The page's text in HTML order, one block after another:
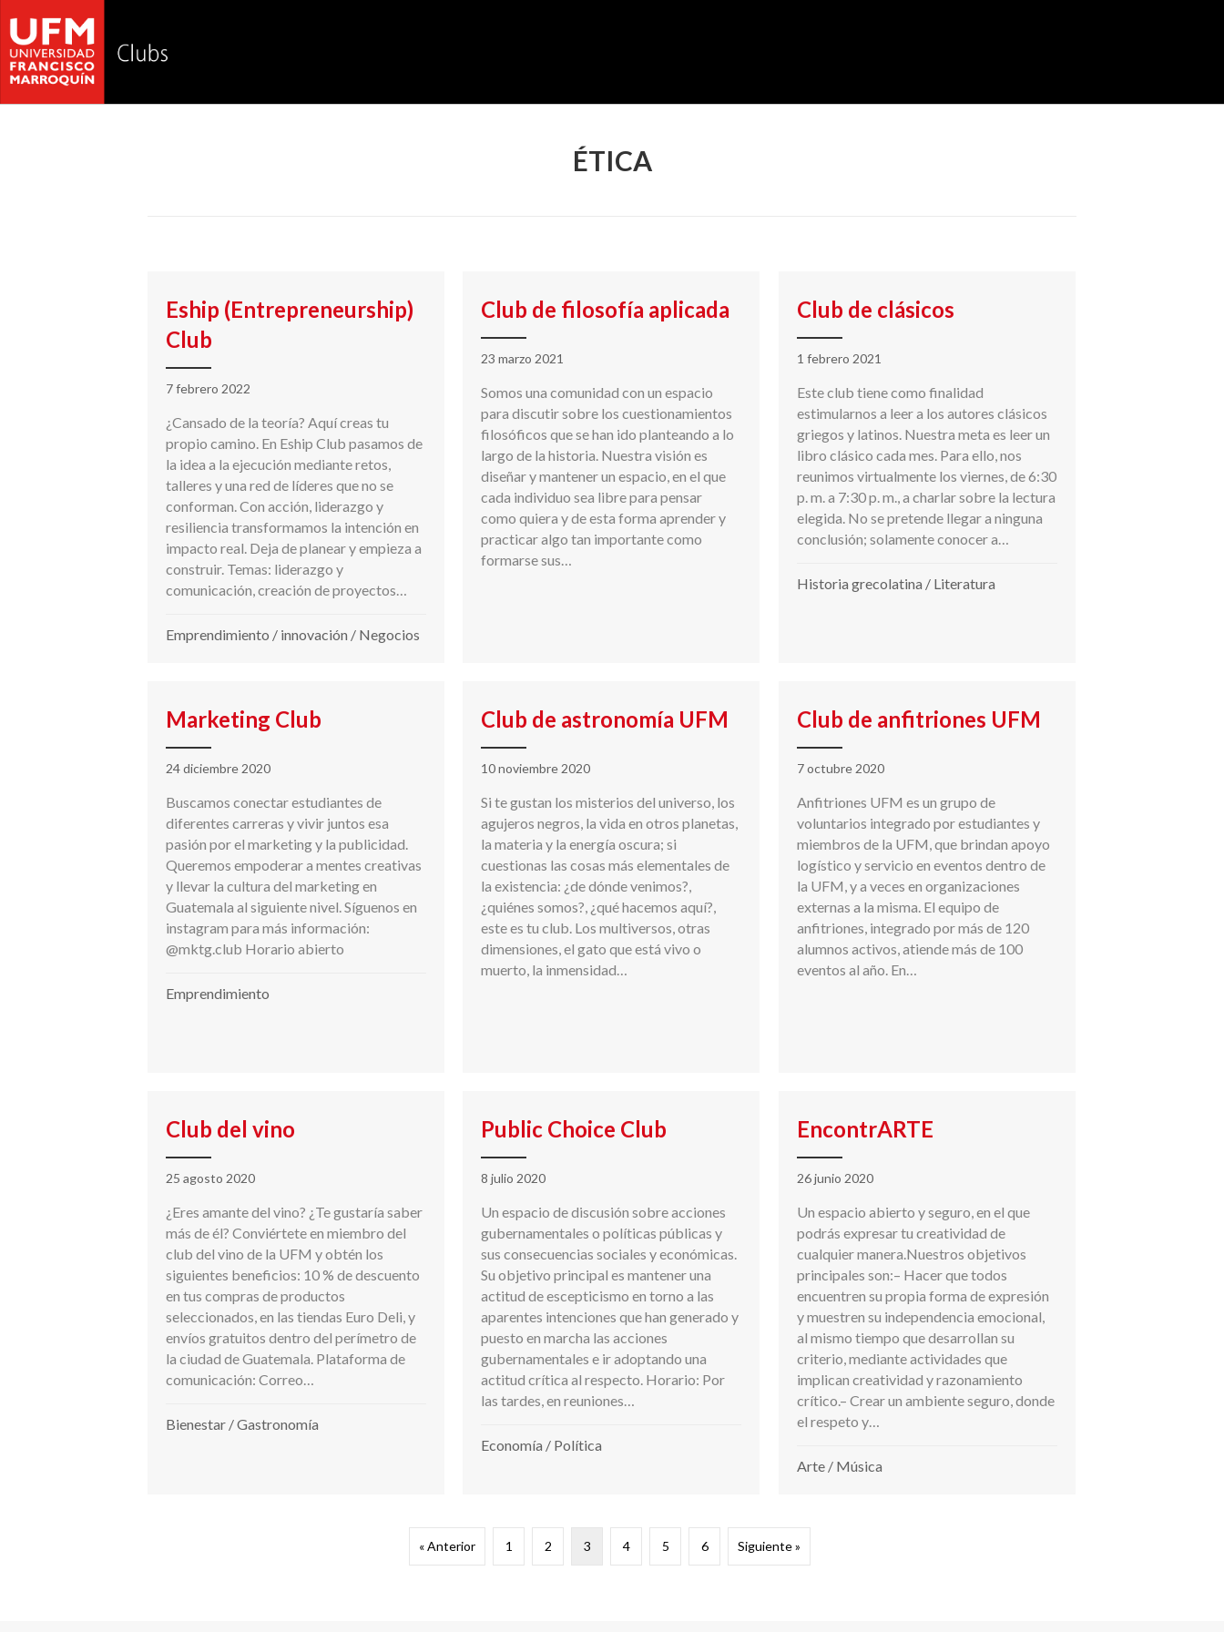
ÉTICA
Eship (Entrepreneurship)
Club
7 febrero 2022
¿Cansado de la teoría? Aquí creas tu
propio camino. En Eship Club pasamos de
la idea a la ejecución mediante retos,
talleres y una red de líderes que no se
conforman. Con acción, liderazgo y
resiliencia transformamos la intención en
impacto real. Deja de planear y empieza a
construir. Temas: liderazgo y
comunicación, creación de proyectos…
Emprendimiento / innovación / Negocios
Club de filosofía aplicada
23 marzo 2021
Somos una comunidad con un espacio
para discutir sobre los cuestionamientos
filosóficos que se han ido planteando a lo
largo de la historia. Nuestra visión es
diseñar y mantener un espacio, en el que
cada individuo sea libre para pensar
como quiera y de esta forma aprender y
practicar algo tan importante como
formarse sus…
Club de clásicos
1 febrero 2021
Este club tiene como finalidad
estimularnos a leer a los autores clásicos
griegos y latinos. Nuestra meta es leer un
libro clásico cada mes. Para ello, nos
reunimos virtualmente los viernes, de 6:30
p. m. a 7:30 p. m., a charlar sobre la lectura
elegida. No se pretende llegar a ninguna
conclusión; solamente conocer a…
Historia grecolatina / Literatura
Marketing Club
24 diciembre 2020
Buscamos conectar estudiantes de
diferentes carreras y vivir juntos esa
pasión por el marketing y la publicidad.
Queremos empoderar a mentes creativas
y llevar la cultura del marketing en
Guatemala al siguiente nivel. Síguenos en
instagram para más información:
@mktg.club Horario abierto
Emprendimiento
Club de astronomía UFM
10 noviembre 2020
Si te gustan los misterios del universo, los
agujeros negros, la vida en otros planetas,
la materia y la energía oscura; si
cuestionas las cosas más elementales de
la existencia: ¿de dónde venimos?,
¿quiénes somos?, ¿qué hacemos aquí?,
este es tu club. Los multiversos, otras
dimensiones, el gato que está vivo o
muerto, la inmensidad…
Club de anfitriones UFM
7 octubre 2020
Anfitriones UFM es un grupo de
voluntarios integrado por estudiantes y
miembros de la UFM, que brindan apoyo
logístico y servicio en eventos dentro de
la UFM, y a veces en organizaciones
externas a la misma. El equipo de
anfitriones, integrado por más de 120
alumnos activos, atiende más de 100
eventos al año. En…
Club del vino
25 agosto 2020
¿Eres amante del vino? ¿Te gustaría saber
más de él? Conviértete en miembro del
club del vino de la UFM y obtén los
siguientes beneficios: 10 % de descuento
en tus compras de productos
seleccionados, en las tiendas Euro Deli, y
envíos gratuitos dentro del perímetro de
la ciudad de Guatemala. Plataforma de
comunicación: Correo…
Bienestar /Gastronomía
Public Choice Club
8 julio 2020
Un espacio de discusión sobre acciones
gubernamentales o políticas públicas y
sus consecuencias sociales y económicas.
Su objetivo principal es mantener una
actitud de escepticismo en torno a las
aparentes intenciones que han generado y
puesto en marcha las acciones
gubernamentales e ir adoptando una
actitud crítica al respecto. Horario: Por
las tardes, en reuniones…
Economía / Política
EncontrARTE
26 junio 2020
Un espacio abierto y seguro, en el que
podrás expresar tu creatividad de
cualquier manera.Nuestros objetivos
principales son:– Hacer que todos
encuentren su propia forma de expresión
y muestren su independencia emocional,
al mismo tiempo que desarrollan su
criterio, mediante actividades que
implican creatividad y razonamiento
crítico.– Crear un ambiente seguro, donde
el respeto y…
Arte / Música
« Anterior 1 2 3 4 5 6 Siguiente »